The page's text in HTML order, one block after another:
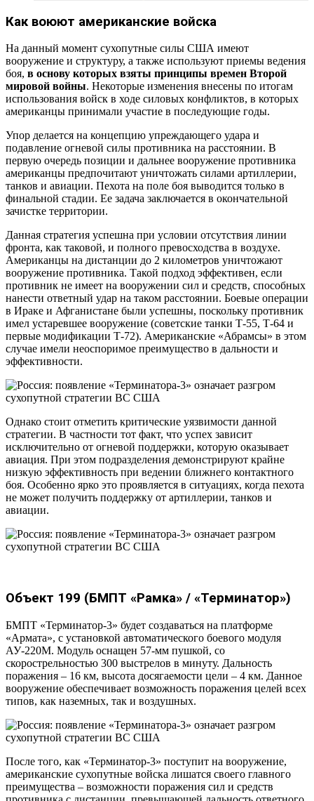
Как воюют американские войска
На данный момент сухопутные силы США имеют
вооружение и структуру, а также используют приемы ведения
боя, в основу которых взяты принципы времен Второй
мировой войны. Некоторые изменения внесены по итогам
использования войск в ходе силовых конфликтов, в которых
американцы принимали участие в последующие годы.
Упор делается на концепцию упреждающего удара и
подавление огневой силы противника на расстоянии. В
первую очередь позиции и дальнее вооружение противника
американцы предпочитают уничтожать силами артиллерии,
танков и авиации. Пехота на поле боя выводится только в
финальной стадии. Ее задача заключается в окончательной
зачистке территории.
Данная стратегия успешна при условии отсутствия линии
фронта, как таковой, и полного превосходства в воздухе.
Американцы на дистанции до 2 километров уничтожают
вооружение противника. Такой подход эффективен, если
противник не имеет на вооружении сил и средств, способных
нанести ответный удар на таком расстоянии. Боевые операции
в Ираке и Афганистане были успешны, поскольку противник
имел устаревшее вооружение (советские танки Т-55, Т-64 и
первые модификации Т-72). Американские «Абрамсы» в этом
случае имели неоспоримое преимущество в дальности и
эффективности.
Однако стоит отметить критические уязвимости данной
стратегии. В частности тот факт, что успех зависит
исключительно от огневой поддержки, которую оказывает
авиация. При этом подразделения демонстрируют крайне
низкую эффективность при ведении ближнего контактного
боя. Особенно ярко это проявляется в ситуациях, когда пехота
не может получить поддержку от артиллерии, танков и
авиации.
Объект 199 (БМПТ «Рамка» / «Терминатор»)
БМПТ «Терминатор-3» будет создаваться на платформе
«Армата», с установкой автоматического боевого модуля
АУ-220М. Модуль оснащен 57-мм пушкой, со
скорострельностью 300 выстрелов в минуту. Дальность
поражения – 16 км, высота досягаемости цели – 4 км. Данное
вооружение обеспечивает возможность поражения целей всех
типов, как наземных, так и воздушных.
После того, как «Терминатор-3» поступит на вооружение,
американские сухопутные войска лишатся своего главного
преимущества – возможности поражения сил и средств